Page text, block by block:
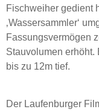
Fischweiher gedient
‚Wassersammler‘
Fassungsvermögen
Stauvolumen erhöht.
bis zu 12m tief.
Der Laufenburger